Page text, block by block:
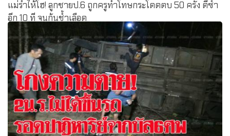
แม่ร่ำไห้โฮ! ลูกชายป.6 ถูกครูทำโทษกระโดดตบ 50 ครั้ง ตีซ้ำ
อีก 10 ที จนก้นช้ำเลือด